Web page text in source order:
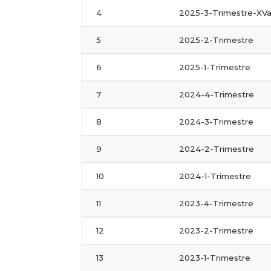
4 2025-3-Trimestre-
5 2025-2-Trimestre
6 2025-1-Trimestre
7 2024-4-Trimestre
8 2024-3-Trimestre
9 2024-2-Trimestre
10 2024-1-Trimestre
11 2023-4-Trimestre
12 2023-2-Trimestre
13 2023-1-Trimestre